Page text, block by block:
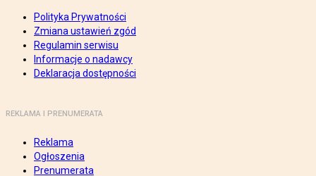
Polityka Prywatności
Zmiana ustawień zgód
Regulamin serwisu
Informacje o nadawcy
Deklaracja dostępności
REKLAMA I PRENUMERATA
Reklama
Ogłoszenia
Prenumerata